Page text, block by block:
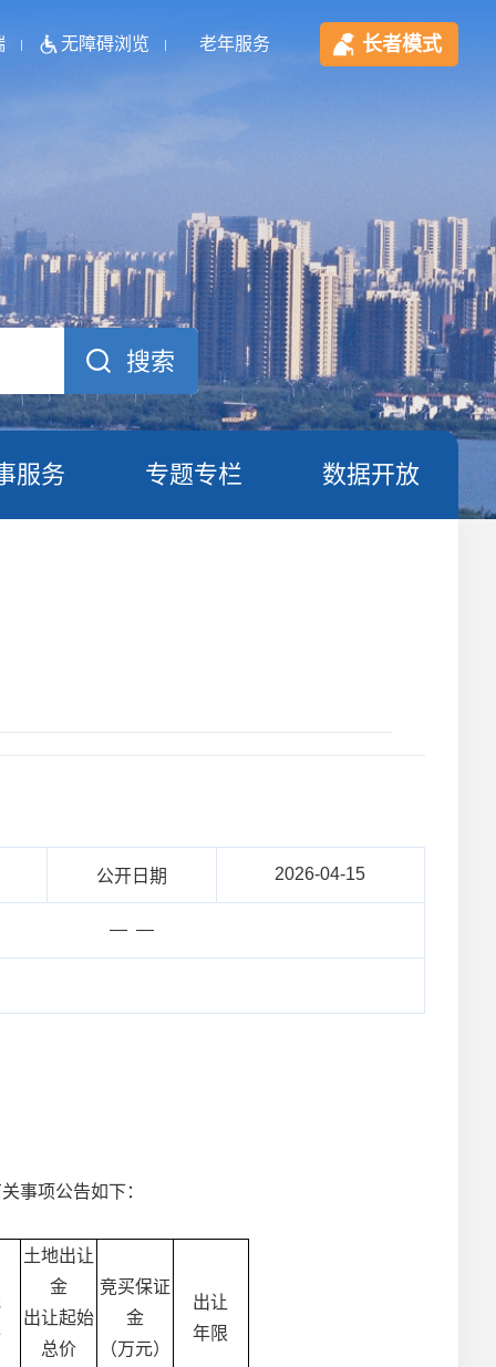
无障碍浏览 老年服务 长者模式
服务 专题专栏 数据开放
公开日期 2026-04-15
— —
事项公告如下：
土地出让
金
出让起始
总价
竞买保证
金
（万元）
出让
年限